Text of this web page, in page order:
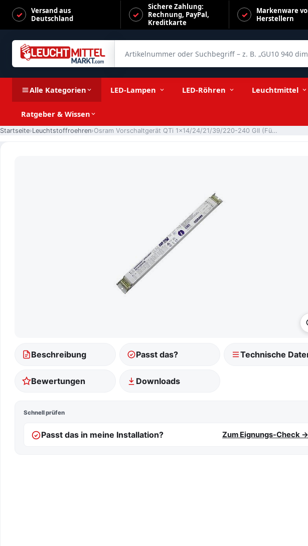
Versand aus
Deutschland
Sichere Zahlung:
Rechnung, PayPal,
Kreditkarte
Markenware
Herstellern
Alle Kategorien LED-Lampen LED-Röhren Leuchtmittel
Ratgeber & Wissen
Startseite Leuchtstoffroehren Osram Vorschaltgerät QTi 1x14/24/21/39/220-240 GII (Für T5 Röhren)
Beschreibung Passt das? Technische
Bewertungen Downloads
Schnell prüfen
Passt das in meine Installation? Zum Eignungs-Check →
Osram Vorschaltgerät QTi 1x14/24/21/39/220-240 GII (Für T5 Röhren)